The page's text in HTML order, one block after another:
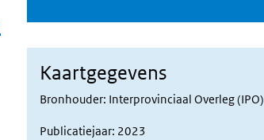
Kaartgegevens
Bronhouder: Interprovinciaal Overleg (IPO)
Publicatiejaar: 2023